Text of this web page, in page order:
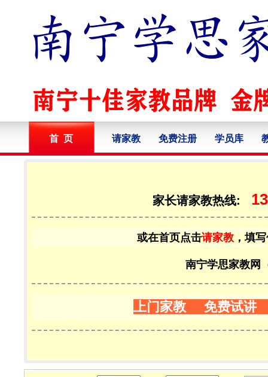
首 页 请家教 免费注册 学员库
家长请家教热线:
或在首页点击请家教 ，填
南宁学思家教网
上门家教 免费试讲